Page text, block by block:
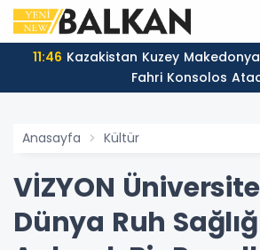
11:46
Fahri Konsolos
Anasayfa Kültür
VİZYON
Dünya Ruh